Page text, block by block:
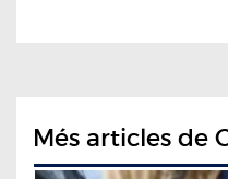
Més articles de